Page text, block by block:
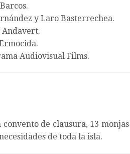
y Laro Basterrechea.
Andavert.
Audiovisual Films.
de clausura, 13
de toda la isla.